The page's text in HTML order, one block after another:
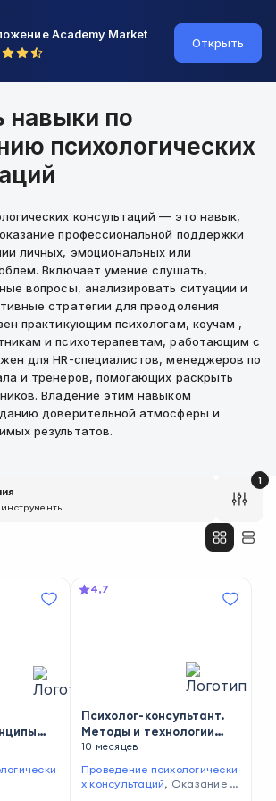
Academy Market
Открыть
навыки по
психологических
консультаций — это навык,
профессиональной поддержки
личных, эмоциональных или
Включает умение слушать,
вопросы, анализировать ситуации и
стратегии для преодоления
практикующим психологам, коучам ,
и психотерапевтам, работающим с
для HR-специалистов, менеджеров по
и тренеров, помогающих раскрыть
Владение этим навыком
доверительной атмосферы и
результатов.
инструменты
1
работы
4,7
Психолог-консультант.
Методы и технологии
оказания
психологических
населению и
10 месяцев
Проведение психологически
х консультаций, Оказание п